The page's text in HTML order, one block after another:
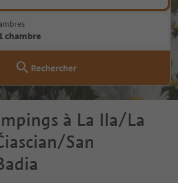
chambre
Rechercher
à La Ila/La
San